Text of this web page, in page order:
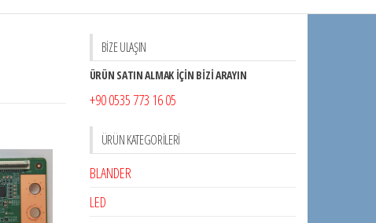
BİZE ULAŞIN
ÜRÜN SATIN ALMAK İÇİN BİZİ ARAYIN
+90 0535 773 16 05
ÜRÜN KATEGORILERI
BLANDER
LED